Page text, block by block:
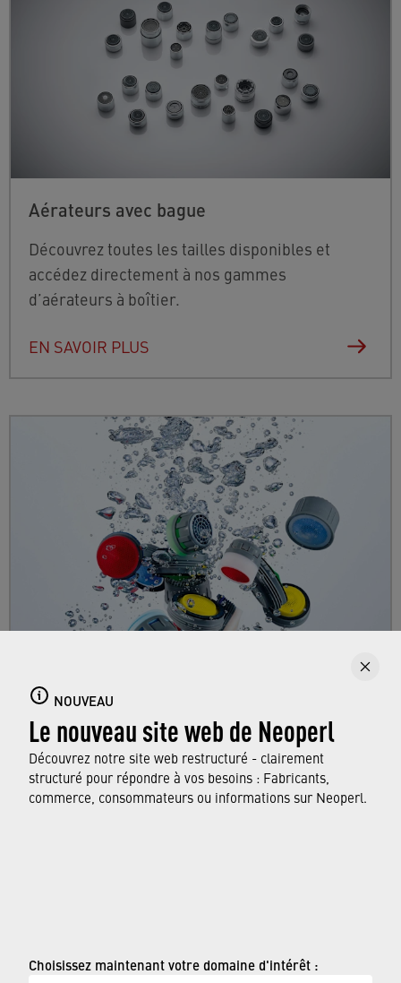
NOUVEAU
Le nouveau site web de Neoperl
Découvrez notre site web restructuré - clairement
structuré pour répondre à vos besoins : Fabricants,
commerce, consommateurs ou informations sur Neoperl.
Choisissez maintenant votre domaine d'intérêt :
Aérateurs avec bague
Découvrez toutes les tailles disponibles et
accédez directement à nos gammes
d’aérateurs à boîtier.
EN SAVOIR PLUS
Plongez dans le monde varié des aérateurs de
Neoperl, utilisés quotidiennement dans tous
les ménages, et apprenez-en plus sur ses
fonctions.
Mentions légales